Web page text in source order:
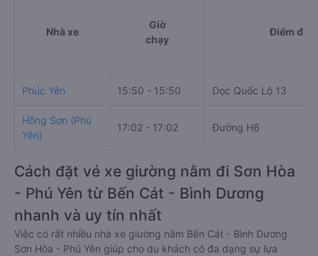
Nhà xe
Giờ
chạy
Điểm đi
Phúc Yên 15:50 - 15:50 Dọc Quốc Lộ 13
Hồng Sơn (Phú
Yên)
17:02 - 17:02 Đường H6
Cách đặt vé xe giường nằm đi Sơn Hòa
- Phú Yên từ Bến Cát - Bình Dương
nhanh và uy tín nhất
Việc có rất nhiều nhà xe giường nằm Bến Cát - Bình Dương
Sơn Hòa - Phú Yên giúp cho du khách có đa dạng sự lựa